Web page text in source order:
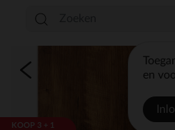
en
KOOP 3 + 1